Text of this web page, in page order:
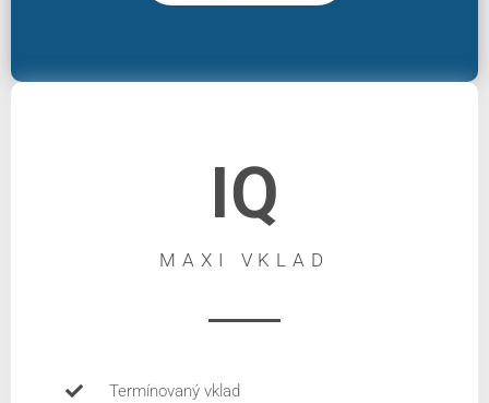
IQ
MAXI VKLAD
Termínovaný vklad